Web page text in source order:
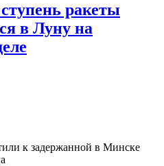
ракеты
в Луну на
к задержанной в Минске